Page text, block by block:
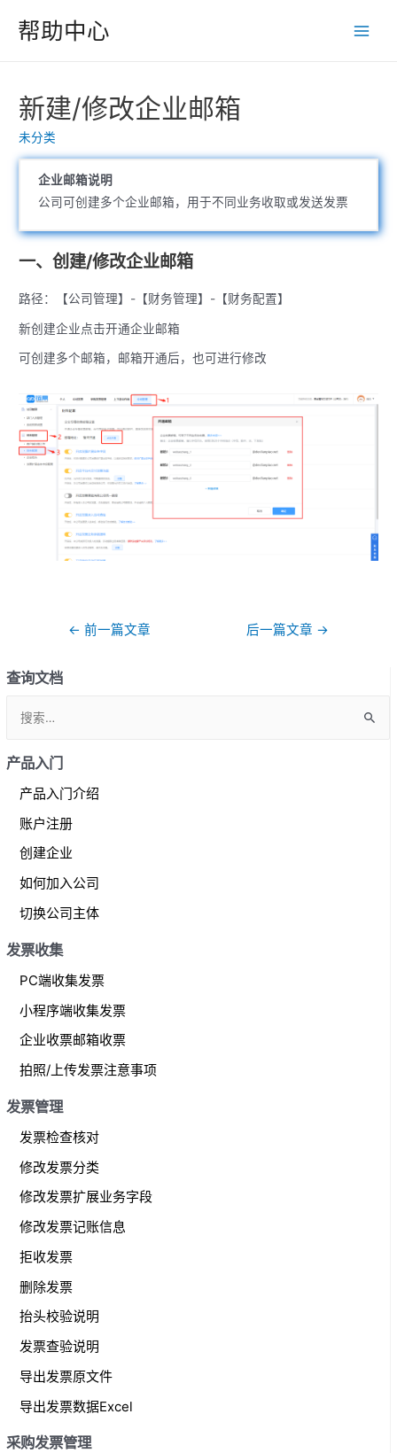
帮助中心
查询文档
a
产品入门
产品入门介绍
账户注册
创建企业
如何加入公司
切换公司主体
发票收集
PC端收集发票
小程序端收集发票
企业收票邮箱收票
拍照/上传发票注意事项
发票管理
发票检查核对
修改发票分类
修改发票扩展业务字段
修改发票记账信息
拒收发票
删除发票
抬头校验说明
发票查验说明
导出发票原文件
导出发票数据Excel
采购发票管理
新建/修改企业邮箱
未分类
企业邮箱说明
公司可创建多个企业邮箱，用于不同业务收取或发送发票
一、创建/修改企业邮箱
路径：【公司管理】-【财务管理】-【财务配置】
新创建企业点击开通企业邮箱
可创建多个邮箱，邮箱开通后，也可进行修改
导
← 前一篇文章 后一篇文章 →